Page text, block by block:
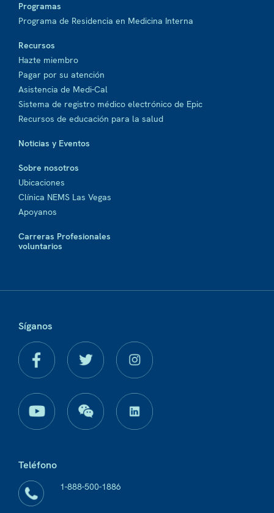
Programas
Programa de Residencia en Medicina Interna
Recursos
Hazte miembro
Pagar por su atención
Asistencia de Medi-Cal
Sistema de registro médico electrónico de Epic
Recursos de educación para la salud
Noticias y Eventos
Sobre nosotros
Ubicaciones
Clínica NEMS Las Vegas
Apoyanos
Carreras Profesionales
voluntarios
Síganos
Teléfono
1-888-500-1886